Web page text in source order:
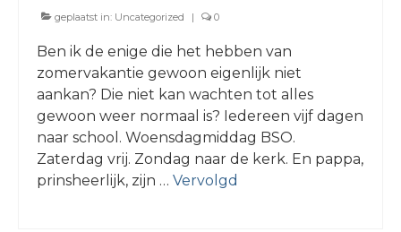
geplaatst in: Uncategorized | 0
Ben ik de enige die het hebben van
zomervakantie gewoon eigenlijk niet
aankan? Die niet kan wachten tot alles
gewoon weer normaal is? Iedereen vijf dagen
naar school. Woensdagmiddag BSO.
Zaterdag vrij. Zondag naar de kerk. En pappa,
prinsheerlijk, zijn … Vervolgd